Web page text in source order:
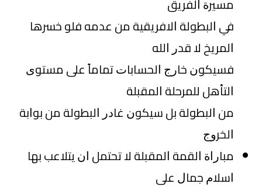
ﻣﺴﻴﺮﺓ ﺍﻟﻔﺮﻳﻖ
ﻓﻲ ﺍﻟﺒﻄﻮﻟﺔ ﺍﻻﻓﺮﻳﻘﻴﺔ ﻣﻦ ﻋﺪﻣﻪ ﻓﻠﻮ ﺧﺴﺮﻫﺎ
ﺍﻟﻤﺮﻳﺦ ﻻ ﻗﺪﺭ ﺍﻟﻠﻪ
ﻓﺴﻴﻜﻮﻥ ﺧﺎﺭﺝ ﺍﻟﺤﺴﺎﺑﺎﺕ ﺗﻤﺎﻣﺎً ﻋﻠﻰ ﻣﺴﺘﻮﻯ
ﺍﻟﺘﺄﻫﻞ ﻟﻠﻤﺮﺣﻠﺔ ﺍﻟﻤﻘﺒﻠﺔ
ﻣﻦ ﺍﻟﺒﻄﻮﻟﺔ ﺑﻞ ﺳﻴﻜﻮﻥ ﻏﺎﺩﺭ ﺍﻟﺒﻄﻮﻟﺔ ﻣﻦ ﺑﻮﺍﺑﺔ
ﺍﻟﺨﺮﻭﺝ
ﻣﺒﺎﺭﺍﺓ ﺍﻟﻘﻤﺔ ﺍﻟﻤﻘﺒﻠﺔ ﻻ ﺗﺤﺘﻤﻞ ﺍﻥ ﻳﺘﻼﻋﺐ ﺑﻬﺎ
ﺍﺳﻼﻡ ﺟﻤﺎﻝ ﻋﻠﻰ